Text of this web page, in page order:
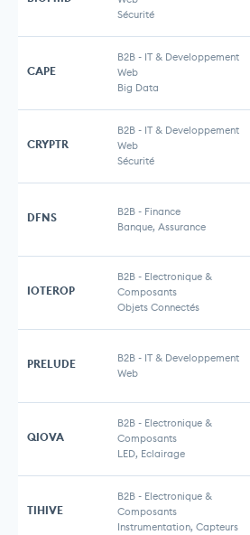
Sécurité
CAPE
B2B - IT & Developpement
Web
Big Data
CRYPTR
B2B - IT & Developpement
Web
Sécurité
DFNS B2B - Finance
Banque, Assurance
IOTEROP
B2B - Electronique &
Composants
Objets Connectés
PRELUDE B2B - IT & Developpement
Web
QIOVA
B2B - Electronique &
Composants
LED, Eclairage
TIHIVE
B2B - Electronique &
Composants
Instrumentation, Capteurs